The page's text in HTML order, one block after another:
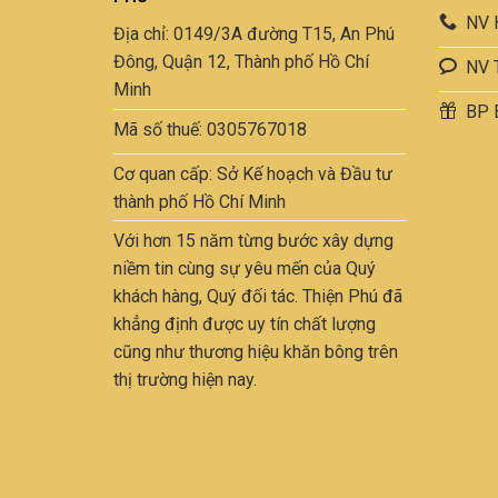
Địa chỉ: 0149/3A đường T15, An Phú
Đông, Quận 12, Thành phố Hồ Chí
Minh
Mã số thuế: 0305767018
Cơ quan cấp: Sở Kế hoạch và Đầu tư
thành phố Hồ Chí Minh
Với hơn 15 năm từng bước xây dựng
niềm tin cùng sự yêu mến của Quý
khách hàng, Quý đối tác. Thiện Phú đã
khẳng định được uy tín chất lượng
cũng như thương hiệu khăn bông trên
thị trường hiện nay.
NV
NV
BP